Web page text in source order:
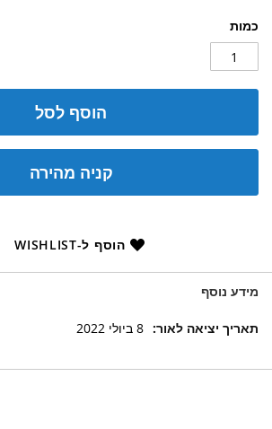
כמות
הוסף לסל
קניה מהירה
הוסף ל-WISHLIST
מידע נוסף
מידע
8 ביולי 2022